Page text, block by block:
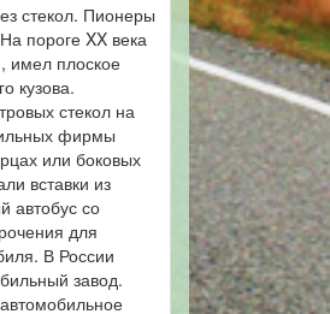
стекол. Пионеры
пороге XX века
имел плоское
кузова.
стекол на
фирмы
или боковых
вставки из
автобус со
для
В России
завод.